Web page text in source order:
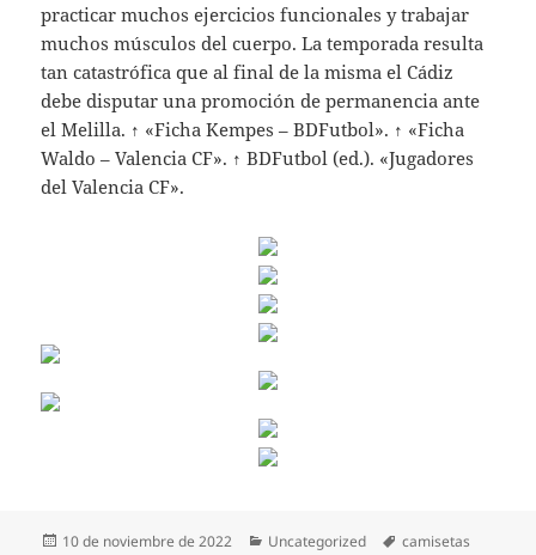
practicar muchos ejercicios funcionales y trabajar
muchos músculos del cuerpo. La temporada resulta
tan catastrófica que al final de la misma el Cádiz
debe disputar una promoción de permanencia ante
el Melilla. ↑ «Ficha Kempes – BDFutbol». ↑ «Ficha
Waldo – Valencia CF». ↑ BDFutbol (ed.). «Jugadores
del Valencia CF».
Publicado
10 de noviembre de 2022 Categorías
Uncategorized Etiquetas
camisetas